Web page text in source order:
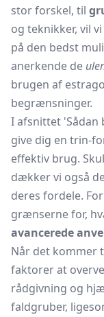
stor forskel, til
og teknikker, vil
på den bedst
anerkende de
brugen af
begrænsninger.
I afsnittet 'Sådan
give dig en trin-
effektiv brug.
dækker vi også
deres fordele.
grænserne for,
avancerede
Når det kommer
faktorer at
rådgivning og
faldgruber,